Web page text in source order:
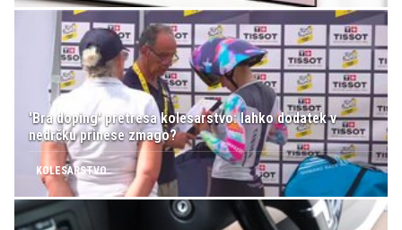
'Bra doping' pretresa kolesarstvo: lahko dodatek v
nedrčku prinese zmago?
KOLESARSTVO